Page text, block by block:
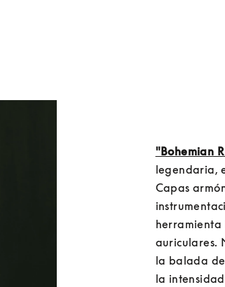
"Bohemian
legendaria,
Capas
herramienta
auriculares.
la balada de
la